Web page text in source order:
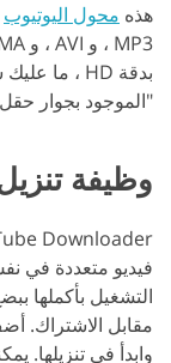
هذه محول اليوتيوب
بدقة HD ، ما عليك سوى النقر فوق "
"الموجود بجوار
وظيفة
فيديو متعددة في
التشغيل بأكملها
مقابل الاشتراك.